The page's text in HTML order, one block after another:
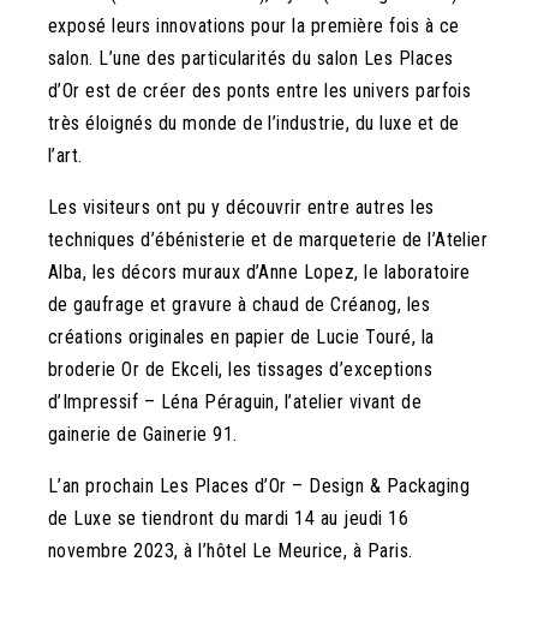
exposé leurs innovations pour la première fois à ce
salon. L’une des particularités du salon Les Places
d’Or est de créer des ponts entre les univers parfois
très éloignés du monde de l’industrie, du luxe et de
l’art.
Les visiteurs ont pu y découvrir entre autres les
techniques d’ébénisterie et de marqueterie de l’Atelier
Alba, les décors muraux d’Anne Lopez, le laboratoire
de gaufrage et gravure à chaud de Créanog, les
créations originales en papier de Lucie Touré, la
broderie Or de Ekceli, les tissages d’exceptions
d’Impressif – Léna Péraguin, l’atelier vivant de
gainerie de Gainerie 91.
L’an prochain Les Places d’Or – Design & Packaging
de Luxe se tiendront du mardi 14 au jeudi 16
novembre 2023, à l’hôtel Le Meurice, à Paris.